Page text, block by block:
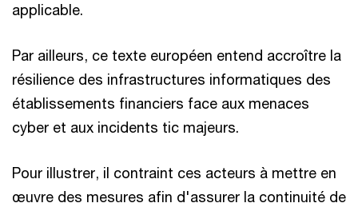
applicable.
Par ailleurs, ce texte européen entend accroître la
résilience des infrastructures informatiques des
établissements financiers face aux menaces
cyber et aux incidents tic majeurs.
Pour illustrer, il contraint ces acteurs à mettre en
œuvre des mesures afin d'assurer la continuité de